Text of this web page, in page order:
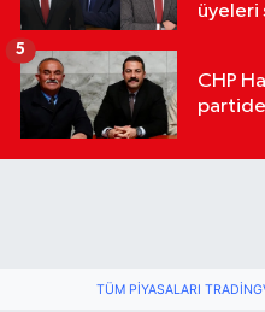
üyeleri
CHP
5
TÜM PIYASALARI